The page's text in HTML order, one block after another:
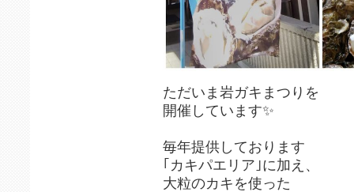
ただいま岩ガキまつりを
開催しています✨
毎年提供しております
｢カキパエリア｣に加え、
大粒のカキを使った